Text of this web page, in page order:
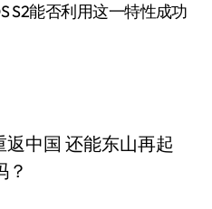
S2能否利用这一特性成功